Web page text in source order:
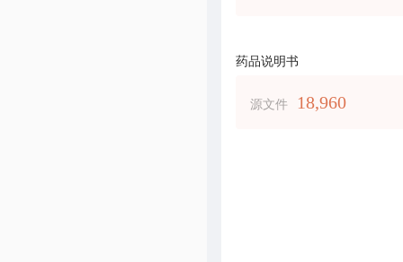
药品说明书
源文件 18,960